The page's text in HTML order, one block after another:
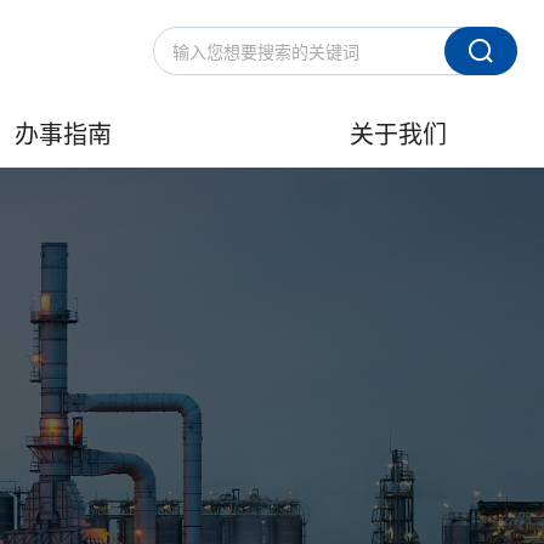
办事指南 关于我们